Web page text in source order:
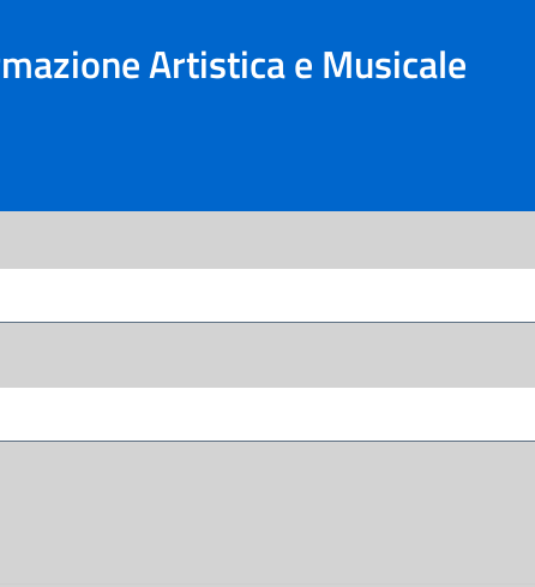
Artistica e Musicale